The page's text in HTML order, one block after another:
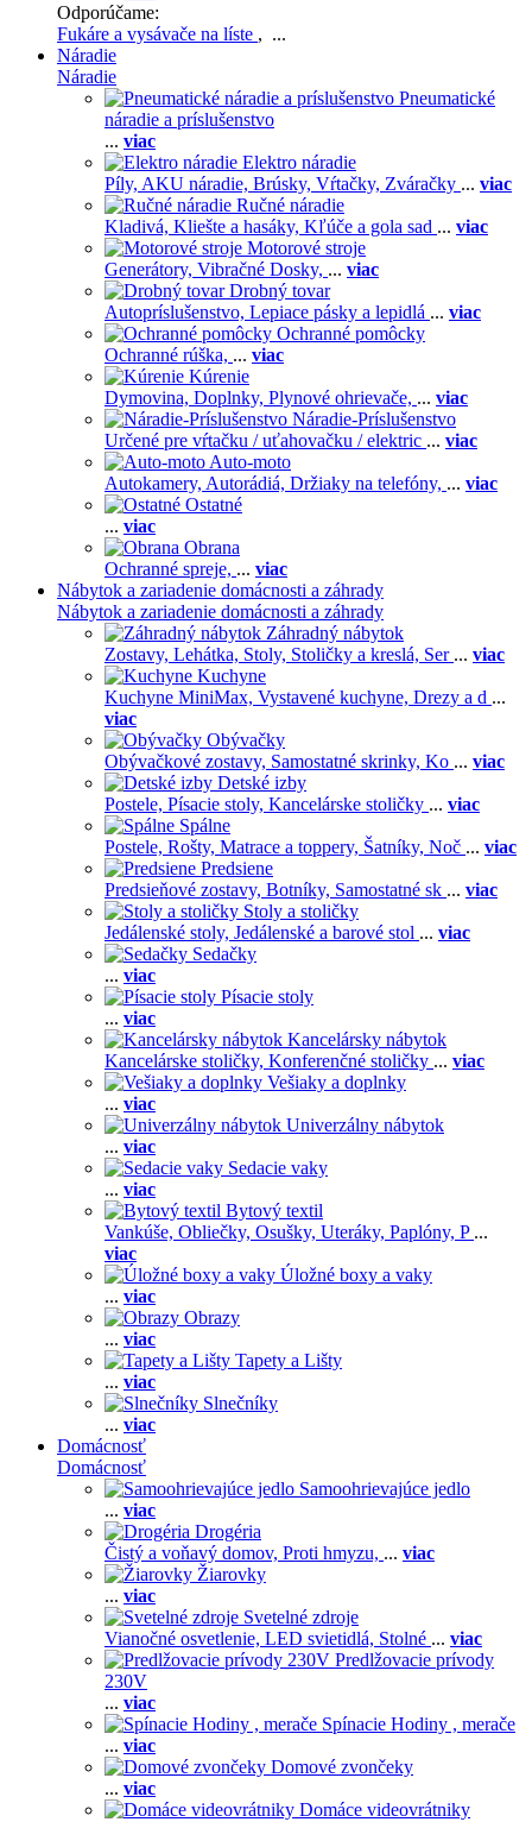
Odporúčame:
Fukáre a vysávače na líste , ...
Náradie
Náradie
Pneumatické
náradie a príslušenstvo
... viac
Elektro náradie
Píly, AKU náradie, Brúsky, Vŕtačky, Zváračky ... viac
Ručné náradie
Kladivá, Kliešte a hasáky, Kľúče a gola sad ... viac
Motorové stroje
Generátory, Vibračné Dosky, ... viac
Drobný tovar
Autopríslušenstvo, Lepiace pásky a lepidlá ... viac
Ochranné pomôcky
Ochranné rúška, ... viac
Kúrenie
Dymovina, Doplnky, Plynové ohrievače, ... viac
Náradie-Príslušenstvo
Určené pre vŕtačku / uťahovačku / elektric ... viac
Auto-moto
Autokamery, Autorádiá, Držiaky na telefóny, ... viac
Ostatné
... viac
Obrana
Ochranné spreje, ... viac
Nábytok a zariadenie domácnosti a záhrady
Nábytok a zariadenie domácnosti a záhrady
Záhradný nábytok
Zostavy, Lehátka, Stoly, Stoličky a kreslá, Ser ... viac
Kuchyne
Kuchyne MiniMax, Vystavené kuchyne, Drezy a d ...
viac
Obývačky
Obývačkové zostavy, Samostatné skrinky, Ko ... viac
Detské izby
Postele, Písacie stoly, Kancelárske stoličky ... viac
Spálne
Postele, Rošty, Matrace a toppery, Šatníky, Noč ... viac
Predsiene
Predsieňové zostavy, Botníky, Samostatné sk ... viac
Stoly a stoličky
Jedálenské stoly, Jedálenské a barové stol ... viac
Sedačky
... viac
Písacie stoly
... viac
Kancelársky nábytok
Kancelárske stoličky, Konferenčné stoličky ... viac
Vešiaky a doplnky
... viac
Univerzálny nábytok
... viac
Sedacie vaky
... viac
Bytový textil
Vankúše, Obliečky, Osušky, Uteráky, Paplóny, P ...
viac
Úložné boxy a vaky
... viac
Obrazy
... viac
Tapety a Lišty
... viac
Slnečníky
... viac
Domácnosť
Domácnosť
Samoohrievajúce jedlo
... viac
Drogéria
Čistý a voňavý domov, Proti hmyzu, ... viac
Žiarovky
... viac
Svetelné zdroje
Vianočné osvetlenie, LED svietidlá, Stolné ... viac
Predlžovacie prívody
230V
... viac
Spínacie Hodiny , merače
... viac
Domové zvončeky
... viac
Domáce videovrátniky